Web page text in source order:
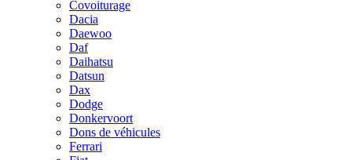
Covoiturage
Dacia
Daewoo
Daf
Daihatsu
Datsun
Dax
Dodge
Donkervoort
Dons de véhicules
Ferrari